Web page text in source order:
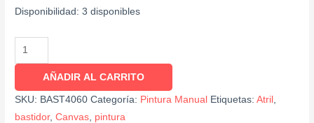
Disponibilidad: 3 disponibles
AÑADIR AL CARRITO
SKU: BAST4060 Categoría: Pintura Manual Etiquetas:Atril
bastidor,Canvas pintura